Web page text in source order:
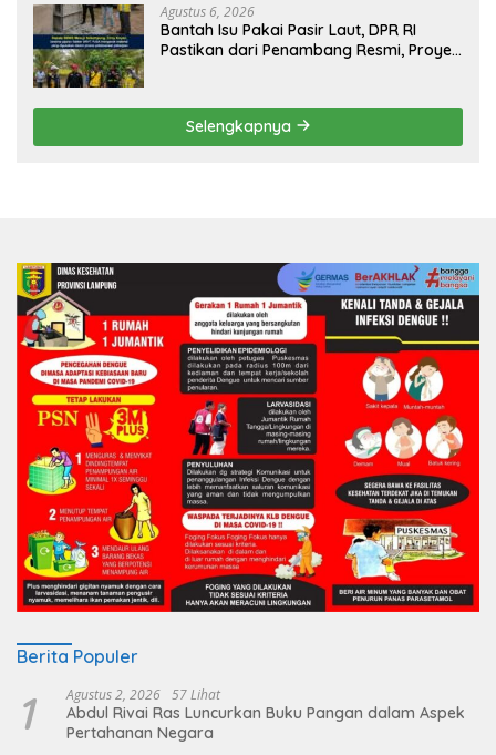
Agustus 6, 2026
Bantah Isu Pakai Pasir Laut, DPR RI
Pastikan dari Penambang Resmi, Proyek
Selengkapnya
Berita Populer
1 Agustus 2, 2026 57 Lihat
Abdul Rivai Ras Luncurkan Buku Pangan dalam Aspek
Pertahanan Negara